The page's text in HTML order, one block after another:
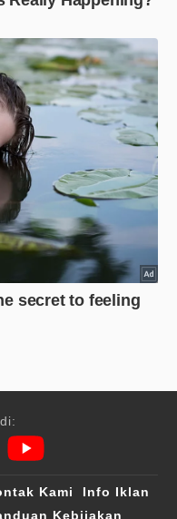
Kami
Info Iklan
Kebijakan